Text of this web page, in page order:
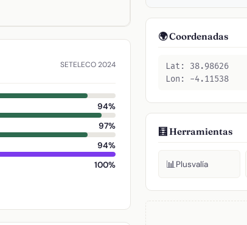
SETELECO 2024
94%
97%
94%
100%
🌍 Coordenadas
Lat: 38.98626
Lon: -4.11538
🧮 Herramientas
📊Plusvalía